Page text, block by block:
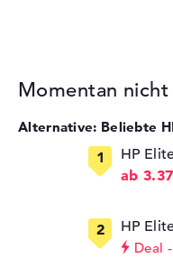
Momentan
Alternative: Beliebte
HP
ab
HP
Deal